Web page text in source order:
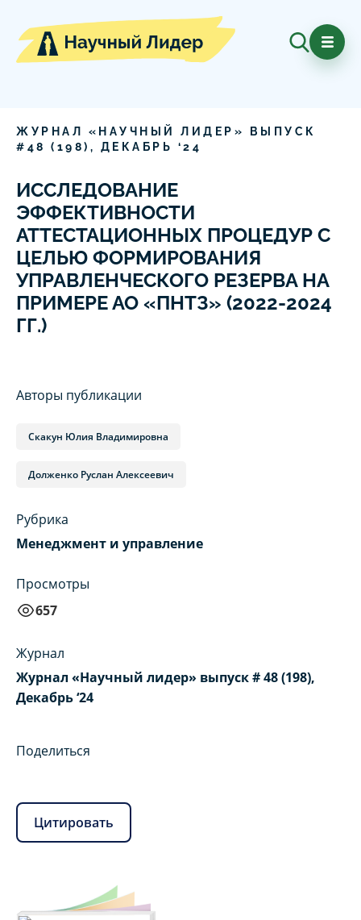
ЖУРНАЛ «НАУЧНЫЙ ЛИДЕР» ВЫПУСК
# 48 ( 198), ДЕКАБРЬ ‘24
ИССЛЕДОВАНИЕ
ЭФФЕКТИВНОСТИ
АТТЕСТАЦИОННЫХ ПРОЦЕДУР С
ЦЕЛЬЮ ФОРМИРОВАНИЯ
УПРАВЛЕНЧЕСКОГО РЕЗЕРВА НА
ПРИМЕРЕ АО «ПНТЗ» (2022-2024
ГГ.)
Авторы публикации
Скакун Юлия Владимировна
Долженко Руслан Алексеевич
Рубрика
Менеджмент и управление
Просмотры
657
Журнал
Журнал «Научный лидер» выпуск # 48 (198),
Декабрь ‘24
Поделиться
Цитировать